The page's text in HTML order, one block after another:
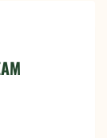
D